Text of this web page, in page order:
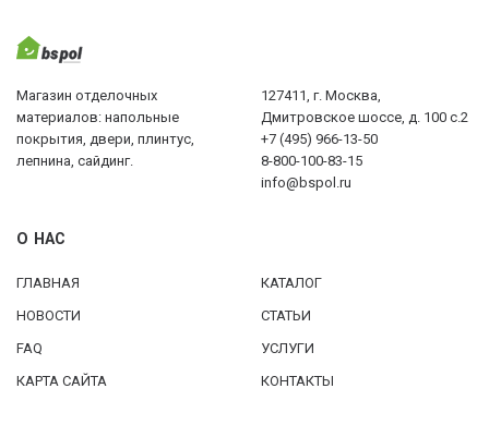
Магазин отделочных
материалов: напольные
покрытия, двери, плинтус,
лепнина, сайдинг.
127411, г. Москва,
Дмитровское шоссе, д. 100 с.2
+7 (495) 966-13-50
8-800-100-83-15
info@bspol.ru
О НАС
ГЛАВНАЯ
КАТАЛОГ
НОВОСТИ
СТАТЬИ
FAQ
УСЛУГИ
КАРТА САЙТА
КОНТАКТЫ